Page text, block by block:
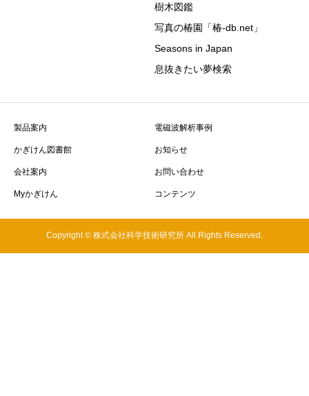
樹木図鑑
写真の椿園「椿-db.net」
Seasons in Japan
息抜きたい夢検索
製品案内 電磁波解析事例
かぎけん図書館 お知らせ
会社案内 お問い合わせ
Myかぎけん コンテンツ
Copyright © 株式会社科学技術研究所 All Rights Reserved.